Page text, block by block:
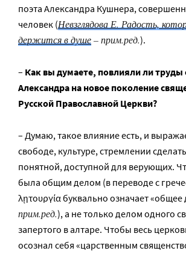
поэта Александра Кушнера,
человек (Невзглядова Е. Радость,
держится в душе– прим.ред.).
– Как вы думаете, повлияли ли труды
Александра на новое поколение
Русской Православной Церкви?
– Думаю, такое влияние есть, и
свободе, культуре, стремлении
понятной, доступной для верующих.
была общим делом (в переводе с
λῃτουργία буквально означает «общее
прим.ред.), а не только делом одного
запертого в алтаре. Чтобы весь
осознал себя «царственным